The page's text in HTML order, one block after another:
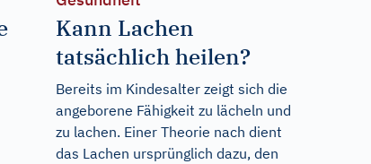
Kann Lachen
tatsächlich heilen?
Bereits im Kindesalter zeigt sich die
angeborene Fähigkeit zu lächeln und
zu lachen. Einer Theorie nach dient
das Lachen ursprünglich dazu, den